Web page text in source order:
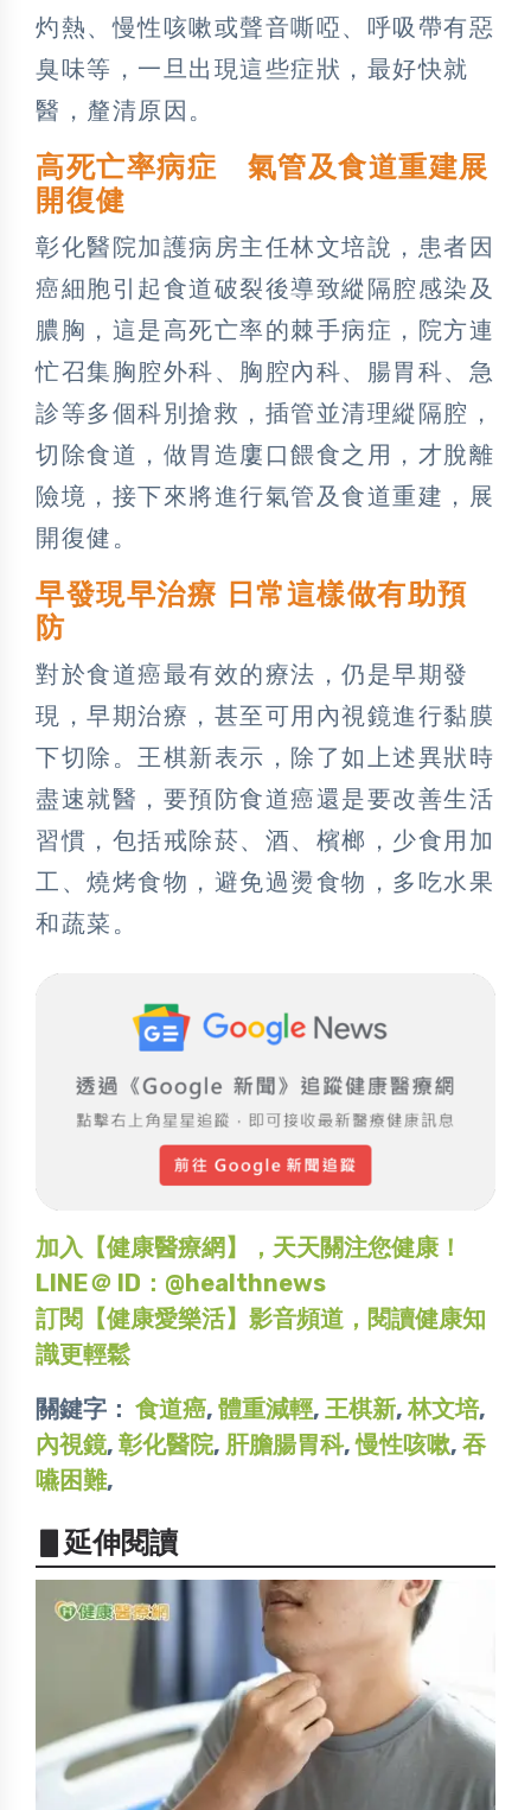
灼熱、慢性咳嗽或聲音嘶啞、呼吸帶有惡
臭味等，一旦出現這些症狀，最好快就
醫，釐清原因。
高死亡率病症 氣管及食道重建展
開復健
彰化醫院加護病房主任林文培說，患者因
癌細胞引起食道破裂後導致縱隔腔感染及
膿胸，這是高死亡率的棘手病症，院方連
忙召集胸腔外科、胸腔內科、腸胃科、急
診等多個科別搶救，插管並清理縱隔腔，
切除食道，做胃造廔口餵食之用，才脫離
險境，接下來將進行氣管及食道重建，展
開復健。
早發現早治療 日常這樣做有助預
防
對於食道癌最有效的療法，仍是早期發
現，早期治療，甚至可用內視鏡進行黏膜
下切除。王棋新表示，除了如上述異狀時
盡速就醫，要預防食道癌還是要改善生活
習慣，包括戒除菸、酒、檳榔，少食用加
工、燒烤食物，避免過燙食物，多吃水果
和蔬菜。
加入【健康醫療網】，天天關注您健康！
LINE＠ ID：@healthnews
訂閱【健康愛樂活】影音頻道，閱讀健康知
識更輕鬆
關鍵字： 食道癌, 體重減輕, 王棋新,林文培,
內視鏡, 彰化醫院, 肝膽腸胃科,慢性咳嗽, 吞
嚥困難,
▋延伸閱讀